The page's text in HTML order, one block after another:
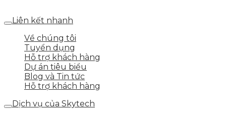
Liên kết nhanh
Về chúng tôi
Tuyển dụng
Hỗ trợ khách hàng
Dự án tiêu biểu
Blog và Tin tức
Hỗ trợ khách hàng
Dịch vụ của Skytech